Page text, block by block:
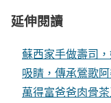
延伸閱讀
蘇西家手做壽司
吸睛，傳承鶯歌
萬得富爸爸肉骨